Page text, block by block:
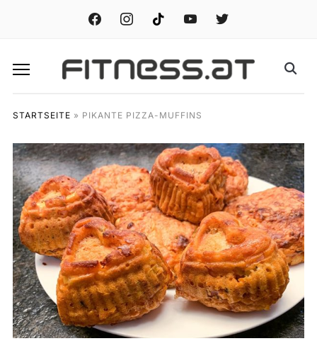
facebook instagramtiktok youtube twitter
STARTSEITE » PIKANTE PIZZA-MUFFINS